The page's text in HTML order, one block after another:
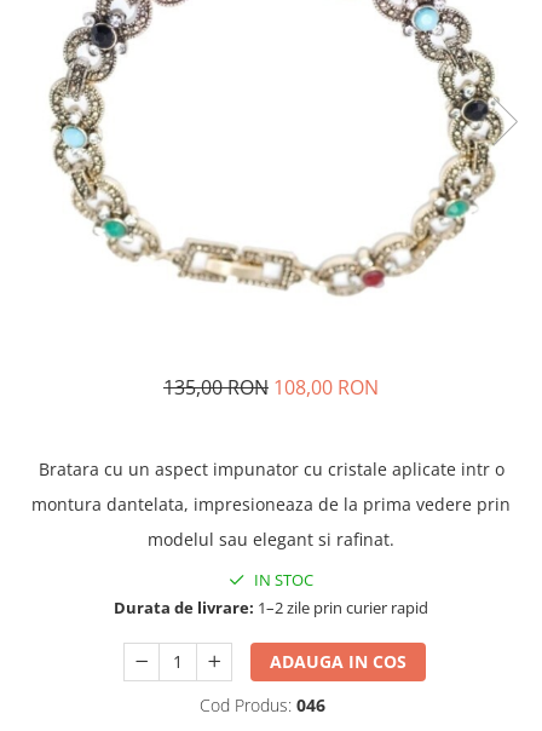
135,00 RON 108,00 RON
Bratara cu un aspect impunator cu cristale aplicate intr o
montura dantelata, impresioneaza de la prima vedere prin
modelul sau elegant si rafinat.
IN STOC
Durata de livrare: 1–2 zile prin curier rapid
ADAUGA IN COS
Cod Produs: 046